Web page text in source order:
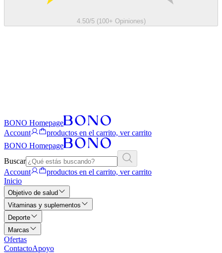
4.50/5 (100+ Opiniones)
BONO Homepage
Account
productos en el carrito, ver carrito
BONO Homepage
Buscar
Account
productos en el carrito, ver carrito
Inicio
Objetivo de salud
Vitaminas y suplementos
Deporte
Marcas
Ofertas
ContactoApoyo